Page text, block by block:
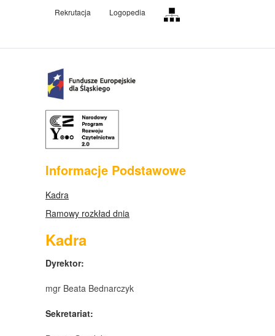
Rekrutacja Logopedia
Informacje Podstawowe
Kadra
Ramowy rozkład dnia
Kadra
Dyrektor:
mgr Beata Bednarczyk
Sekretariat: